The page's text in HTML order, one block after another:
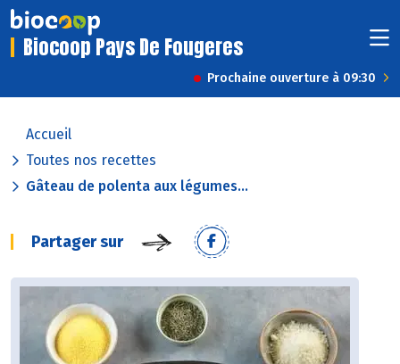
Biocoop Pays De Fougeres
Prochaine ouverture à 09:30
Accueil
Toutes nos recettes
Gâteau de polenta aux légumes...
Partager sur